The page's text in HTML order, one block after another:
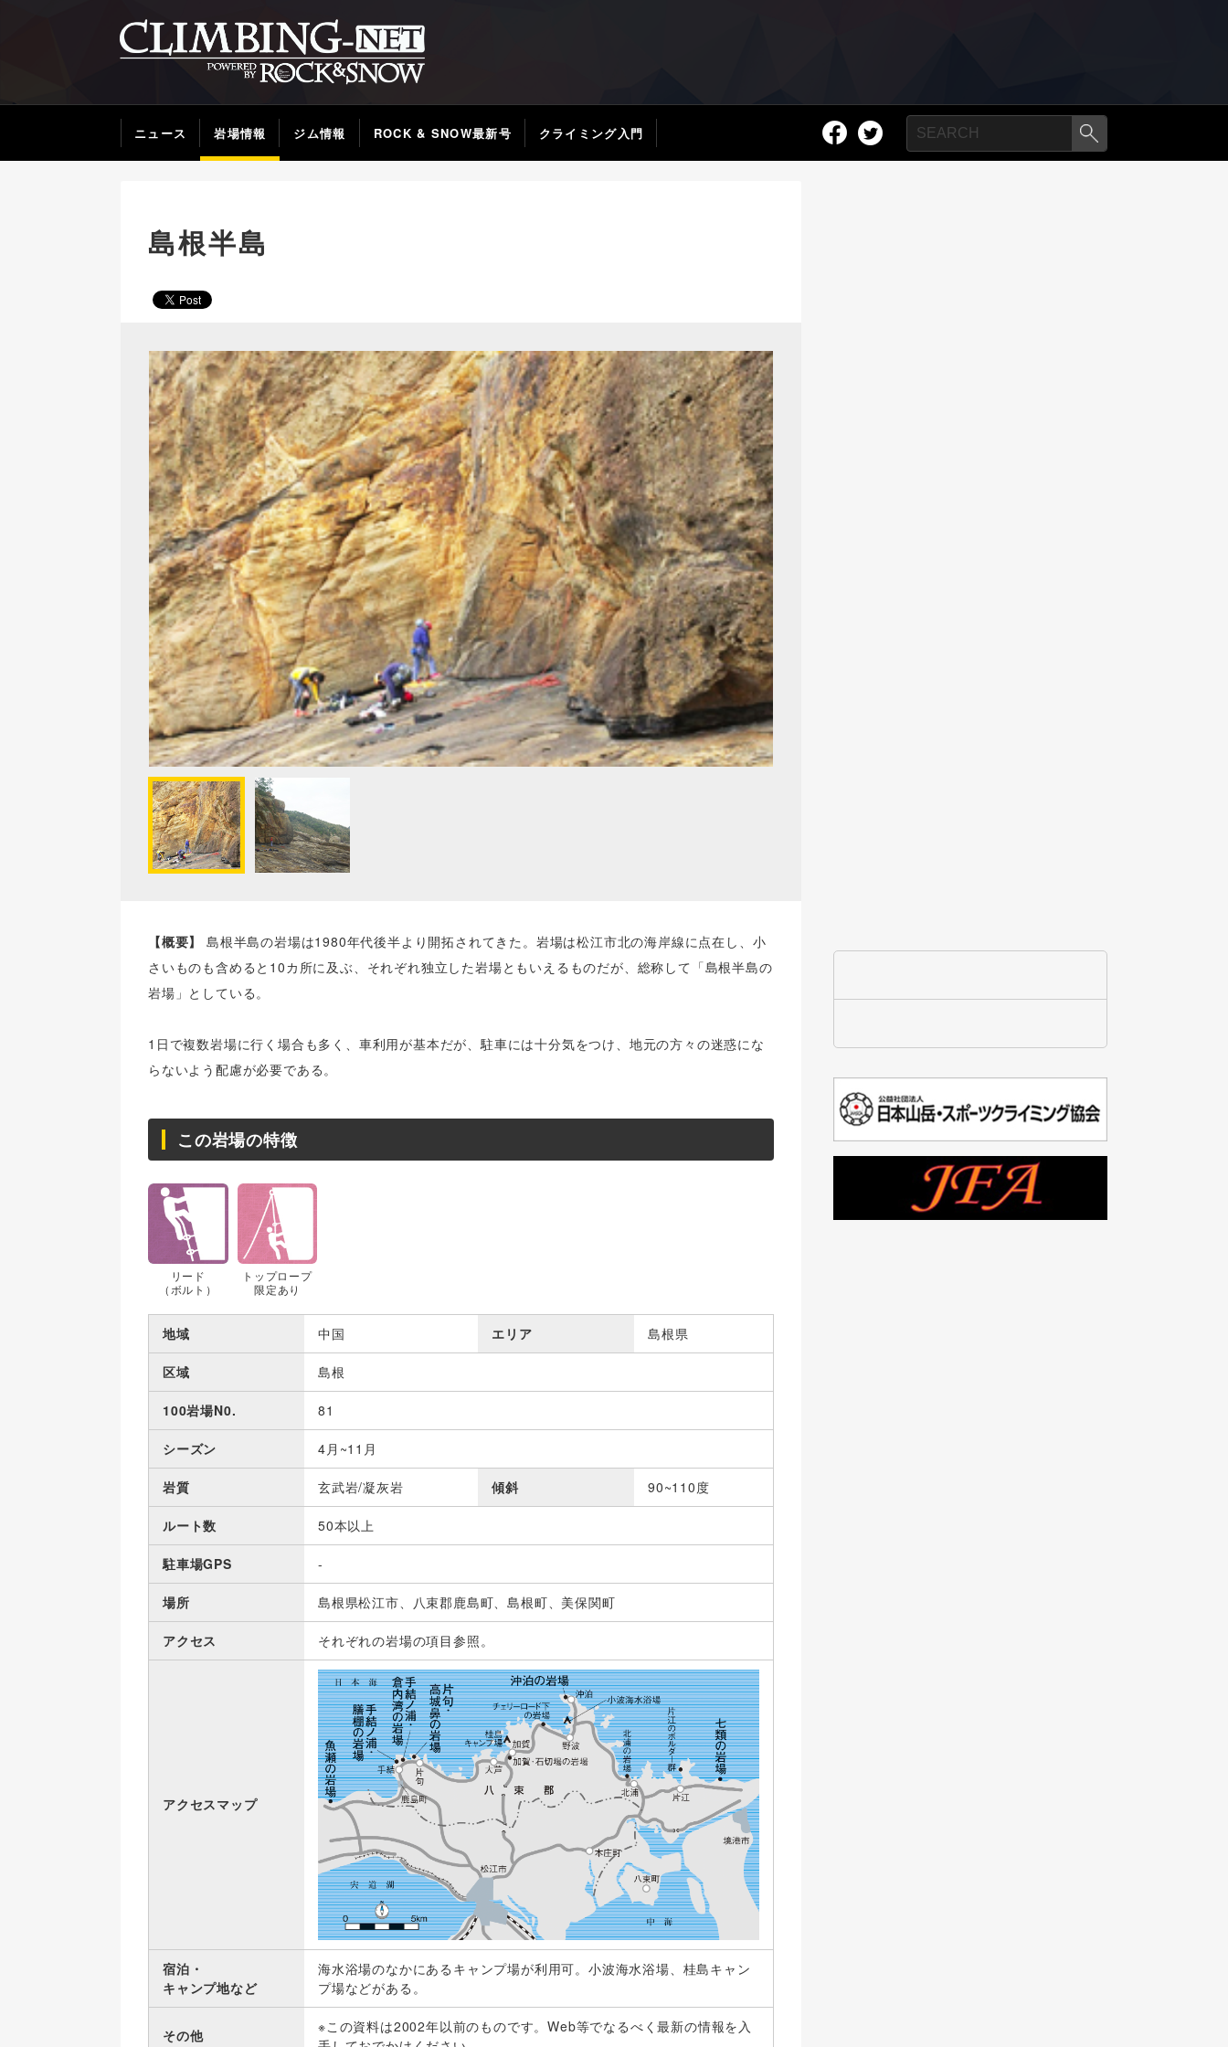
ニュース 岩場情報 ジム情報 ROCK & SNOW最新号 クライミング入門
島根半島
【概要】 島根半島の岩場は1980年代後半より開拓されてきた。岩場は松江市北の海岸線に点在し、小
さいものも含めると10カ所に及ぶ、それぞれ独立した岩場ともいえるものだが、総称して「島根半島の
岩場」としている。
1日で複数岩場に行く場合も多く、車利用が基本だが、駐車には十分気をつけ、地元の方々の迷惑にな
らないよう配慮が必要である。
この岩場の特徴
リード
（ボルト）
トップロープ
限定あり
地域 中国 エリア 島根県
区域 島根
100岩場N0. 81
シーズン 4月~11月
岩質 玄武岩/凝灰岩 傾斜 90~110度
ルート数 50本以上
駐車場GPS -
場所 島根県松江市、八束郡鹿島町、島根町、美保関町
アクセス それぞれの岩場の項目参照。
アクセスマップ
宿泊・
キャンプ地など
海水浴場のなかにあるキャンプ場が利用可。小波海水浴場、桂島キャン
プ場などがある。
その他
※この資料は2002年以前のものです。Web等でなるべく最新の情報を入